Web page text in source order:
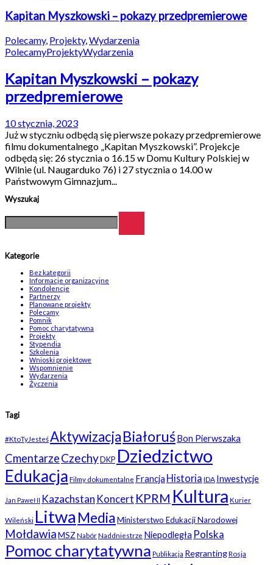
Kapitan Myszkowski – pokazy przedpremierowe
Polecamy, Projekty, Wydarzenia
PolecamyProjektyWydarzenia
Kapitan Myszkowski – pokazy
przedpremierowe
10 stycznia, 2023
Już w styczniu odbędą się pierwsze pokazy przedpremierowe
filmu dokumentalnego „Kapitan Myszkowski”. Projekcje
odbędą się: 26 stycznia o 16.15 w Domu Kultury Polskiej w
Wilnie (ul. Naugarduko 76) i 27 stycznia o 14.00 w
Państwowym Gimnazjum...
Wyszukaj
Kategorie
Bez kategorii
Informacje organizacyjne
Kondolencje
Partnerzy
Planowane projekty
Polecamy
Pomnik
Pomoc charytatywna
Projekty
Stypendia
Szkolenia
Wnioski projektowe
Wspomnienie
Wydarzenia
Życzenia
Tagi
#KtoTyJesteśAktywizacjaBiałoruśBon Pierwszaka
CmentarzeCzechyDKP Dziedzictwo
Edukacja Filmy dokumentalne Francja Historia IDA Inwestycje
Jan Paweł II Kazachstan Koncert KPRM Kultura Kurier
Wileński Litwa MediaMinisterstwo Edukacji Narodowej
MołdawiaMSZ NabórNaddniestrze Niepodległa Polska
Pomoc charytatywna Publikacja RegrantingRosja